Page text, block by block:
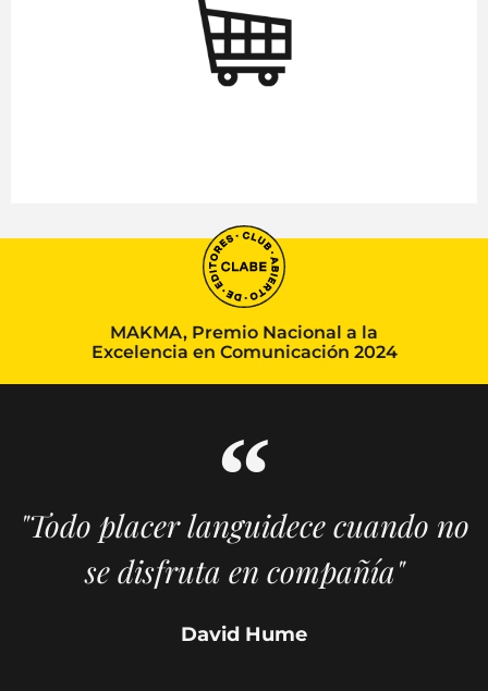
MAKMA, Premio Nacional a la
Excelencia en Comunicación 2024
"Todo placer languidece cuando no
se disfruta en compañía"
David Hume